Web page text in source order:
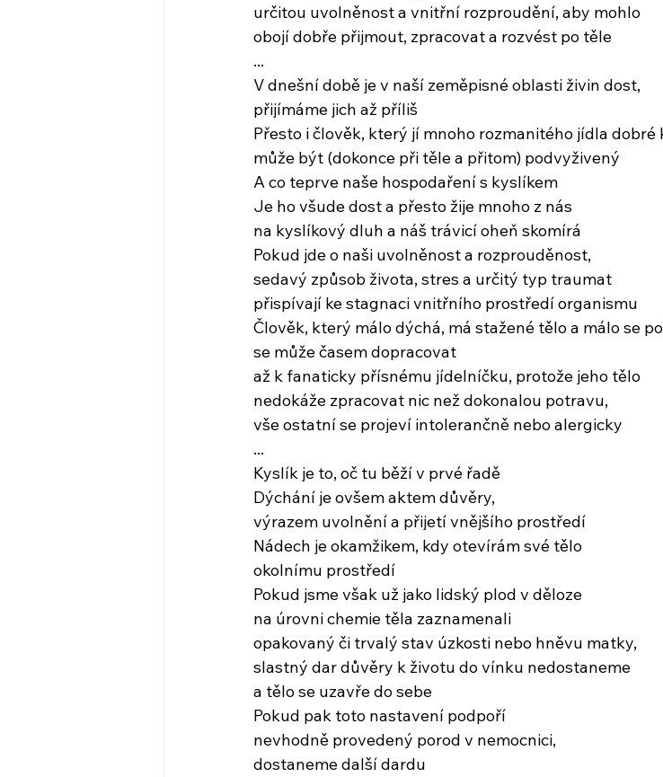
určitou uvolněnost a vnitřní rozproudění, aby mohlo
obojí dobře přijmout, zpracovat a rozvést po těle
...
V dnešní době je v naší zeměpisné oblasti živin dost,
přijímáme jich až příliš
Přesto i člověk, který jí mnoho rozmanitého jídla dobré
může být (dokonce při těle a přitom) podvyživený
A co teprve naše hospodaření s kyslíkem
Je ho všude dost a přesto žije mnoho z nás
na kyslíkový dluh a náš trávicí oheň skomírá
Pokud jde o naši uvolněnost a rozprouděnost,
sedavý způsob života, stres a určitý typ traumat
přispívají ke stagnaci vnitřního prostředí organismu
Člověk, který málo dýchá, má stažené tělo a málo se
se může časem dopracovat
až k fanaticky přísnému jídelníčku, protože jeho tělo
nedokáže zpracovat nic než dokonalou potravu,
vše ostatní se projeví intolerančně nebo alergicky
...
Kyslík je to, oč tu běží v prvé řadě
Dýchání je ovšem aktem důvěry,
výrazem uvolnění a přijetí vnějšího prostředí
Nádech je okamžikem, kdy otevírám své tělo
okolnímu prostředí
Pokud jsme však už jako lidský plod v děloze
na úrovni chemie těla zaznamenali
opakovaný či trvalý stav úzkosti nebo hněvu matky,
slastný dar důvěry k životu do vínku nedostaneme
a tělo se uzavře do sebe
Pokud pak toto nastavení podpoří
nevhodně provedený porod v nemocnici,
dostaneme další dardu